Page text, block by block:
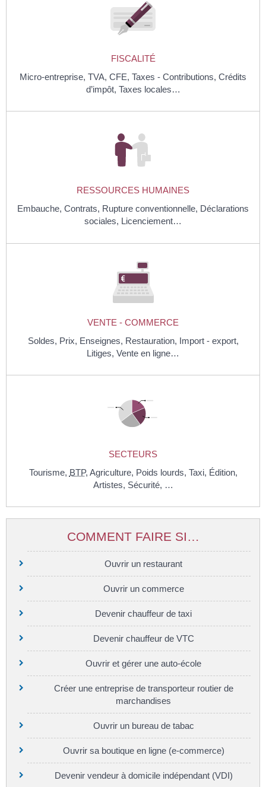
FISCALITÉ
Micro-entreprise, TVA, CFE, Taxes - Contributions, Crédits
d’impôt, Taxes locales…
RESSOURCES HUMAINES
Embauche, Contrats, Rupture conventionnelle, Déclarations
sociales, Licenciement…
VENTE - COMMERCE
Soldes, Prix, Enseignes, Restauration, Import - export,
Litiges, Vente en ligne…
SECTEURS
Tourisme, BTP, Agriculture, Poids lourds, Taxi, Édition,
Artistes, Sécurité, …
COMMENT FAIRE SI…
Ouvrir un restaurant
Ouvrir un commerce
Devenir chauffeur de taxi
Devenir chauffeur de VTC
Ouvrir et gérer une auto-école
Créer une entreprise de transporteur routier de
marchandises
Ouvrir un bureau de tabac
Ouvrir sa boutique en ligne (e-commerce)
Devenir vendeur à domicile indépendant (VDI)